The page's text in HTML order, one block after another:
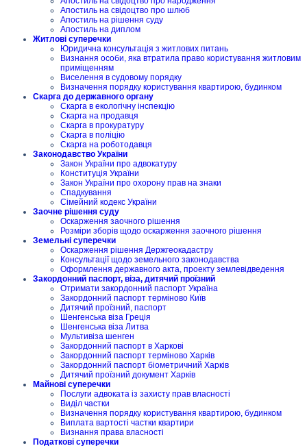
Апостиль на свідоцтво про шлюб
Апостиль на рішення суду
Апостиль на диплом
Житлові суперечки
Юридична консультація з житлових питань
Визнання особи, яка втратила право користування житловим
приміщенням
Виселення в судовому порядку
Визначення порядку користування квартирою, будинком
Скарга до державного органу
Скарга в екологічну інспекцію
Скарга на продавця
Скарга в прокуратуру
Скарга в поліцію
Скарга на роботодавця
Законодавство України
Закон України про адвокатуру
Конституція України
Закон України про охорону прав на знаки
Спадкування
Сімейний кодекс України
Заочне рішення суду
Оскарження заочного рішення
Розміри зборів щодо оскарження заочного рішення
Земельні суперечки
Оскарження рішення Держгеокадастру
Консультації щодо земельного законодавства
Оформлення державного акта, проекту землевідведення
Закордонний паспорт, віза, дитячий проїзний
Отримати закордонний паспорт Україна
Закордонний паспорт терміново Київ
Дитячий проїзний, паспорт
Шенгенська віза Греція
Шенгенська віза Литва
Мультивіза шенген
Закордонний паспорт в Харкові
Закордонний паспорт терміново Харків
Закордонний паспорт біометричний Харків
Дитячий проїзний документ Харків
Майнові суперечки
Послуги адвоката із захисту прав власності
Виділ частки
Визначення порядку користування квартирою, будинком
Виплата вартості частки квартири
Визнання права власності
Податкові суперечки